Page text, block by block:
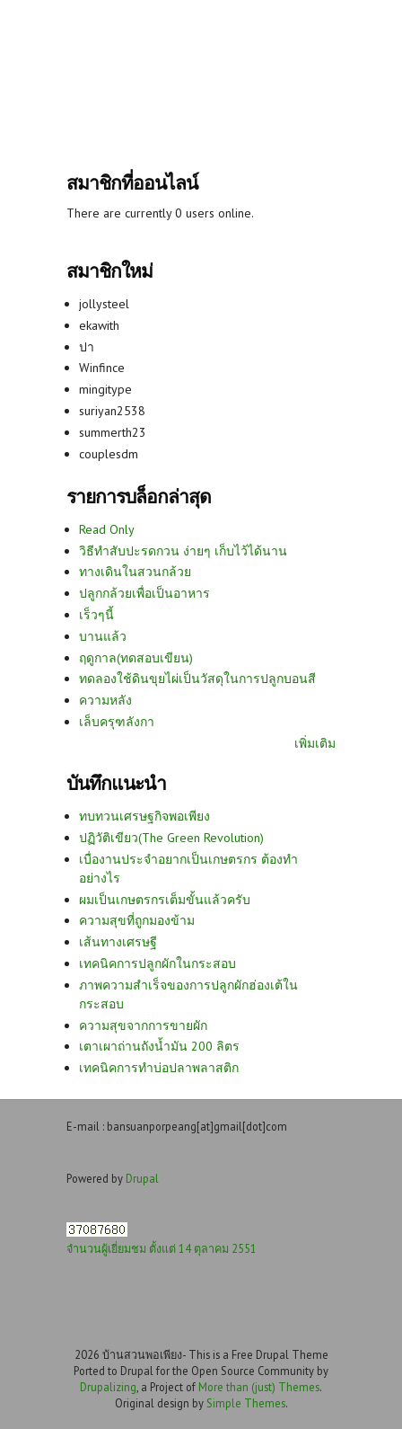
สมาชิกที่ออนไลน์
There are currently 0 users online.
สมาชิกใหม่
jollysteel
ekawith
ปา
Winfince
mingitype
suriyan2538
summerth23
couplesdm
รายการบล็อกล่าสุด
Read Only
วิธีทำสับปะรดกวน ง่ายๆ เก็บไว้ได้นาน
ทางเดินในสวนกล้วย
ปลูกกล้วยเพื่อเป็นอาหาร
เร็วๆนี้
บานแล้ว
ฤดูกาล(ทดสอบเขียน)
ทดลองใช้ดินขุยไผ่เป็นวัสดุในการปลูกบอนสี
ความหลัง
เล็บครุฑลังกา
เพิ่มเติม
บันทึกแนะนำ
ทบทวนเศรษฐกิจพอเพียง
ปฏิวัติเขียว(The Green Revolution)
เบื่องานประจำอยากเป็นเกษตรกร ต้องทำ
อย่างไร
ผมเป็นเกษตรกรเต็มขั้นแล้วครับ
ความสุขที่ถูกมองข้าม
เส้นทางเศรษฐี
เทคนิคการปลูกผักในกระสอบ
ภาพความสำเร็จของการปลูกผักฮ่องเต้ใน
กระสอบ
ความสุขจากการขายผัก
เตาเผาถ่านถังน้ำมัน 200 ลิตร
เทคนิคการทำบ่อปลาพลาสติก
E-mail : bansuanporpeang[at]gmail[dot]com
Powered by Drupal
จำนวนผู้เยี่ยมชม ตั้งแต่ 14 ตุลาคม 2551
2026 บ้านสวนพอเพียง- This is a Free Drupal Theme
Ported to Drupal for the Open Source Community by
Drupalizing , a Project of More than (just) Themes.
Original design by Simple Themes.